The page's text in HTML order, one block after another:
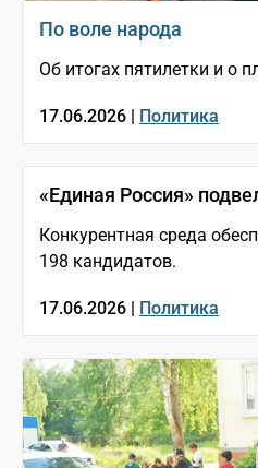
По воле народа
Об итогах пятилетки и о
17.06.2026 | Политика
«Единая Россия»
Конкурентная среда
198 кандидатов.
17.06.2026 | Политика